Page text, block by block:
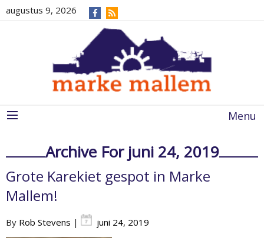
augustus 9, 2026
Menu
Archive For juni 24, 2019
Grote Karekiet gespot in Marke
Mallem!
By Rob Stevens | juni 24, 2019